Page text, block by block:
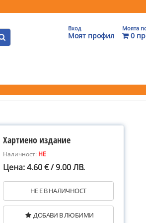
Вход
Моят профил
Моята
0
Хартиено издание
Наличност: НЕ
Цена: 4.60 € / 9.00 ЛВ.
НЕ Е В НАЛИЧНОСТ
ДОБАВИ В ЛЮБИМИ